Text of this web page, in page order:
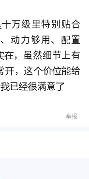
万级里特别贴合
、动力够用、 置
，虽然细节上有
，这价给
已满意 
举报